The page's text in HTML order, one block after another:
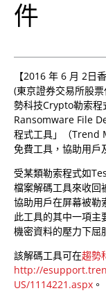
件
【2016 年 6 月 2日
(東京證券交易所股票
勢科技Crypto勒索
Ransomware File
程式工具」（Trend
免費工具，協助用戶
受某類勒索程式如
檔案解碼工具來收回
協助用戶在屏幕被勒
此工具的其中一項主
機密資料的壓力下屈
該解碼工具可在趨勢
http://
US/1114221.aspx 。